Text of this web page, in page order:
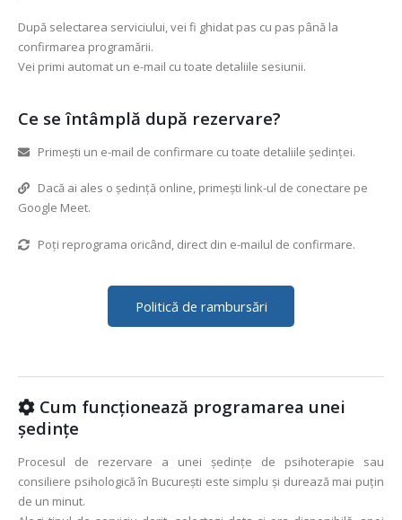
După selectarea serviciului, vei fi ghidat pas cu pas până la
confirmarea programării.
Vei primi automat un e-mail cu toate detaliile sesiunii.
Ce se întâmplă după rezervare?
Primești un e-mail de confirmare cu toate detaliile ședinței.
Dacă ai ales o ședință online, primești link-ul de conectare pe
Google Meet.
Poți reprograma oricând, direct din e-mailul de confirmare.
Politică de rambursări
Cum funcționează programarea unei
ședințe
Procesul de rezervare a unei ședințe de psihoterapie sau
consiliere psihologică în București este simplu și durează mai puțin
de un minut.